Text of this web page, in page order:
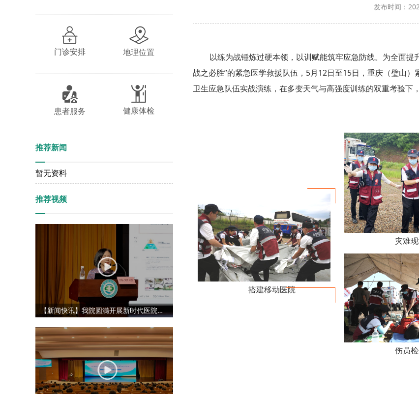
门诊安排 地理位置
患者服务 健康体检
推荐新闻
暂无资料
推荐视频
【新闻快讯】我院圆满开展新时代医院管理能力提升专项培训
发布时间：
以练为战锤炼过硬本领，以训赋能筑牢应急防线。为全面提
战之必胜”的紧急医学救援队伍，5月12日至15日，重庆（璧山
卫生应急队伍实战演练，在多变天气与高强度训练的双重考验下
搭建移动医院
灾难
伤员